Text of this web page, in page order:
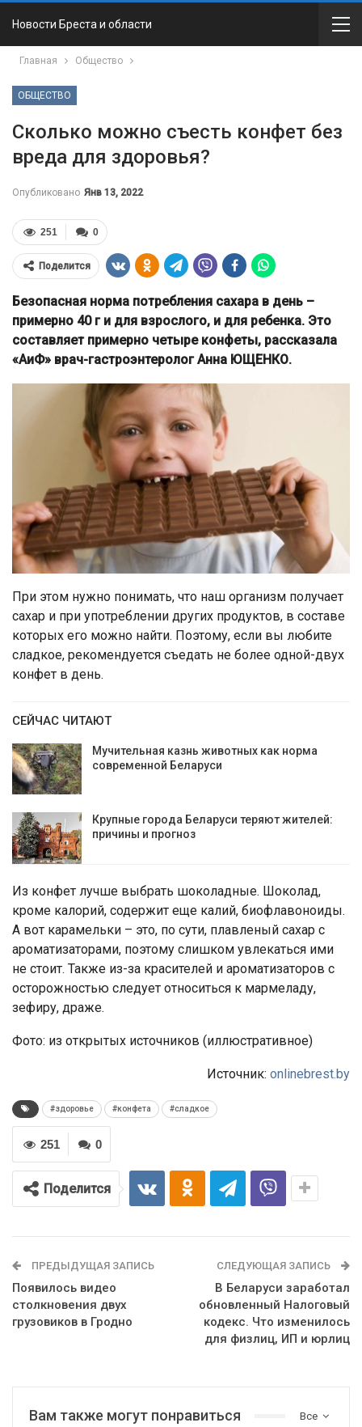
Новости Бреста и области
Главная Общество
ОБЩЕСТВО
Сколько можно съесть конфет без
вреда для здоровья?
Опубликовано Янв 13, 2022
0
251
Поделится
Безопасная норма потребления сахара в день –
примерно 40 г и для взрослого, и для ребенка. Это
составляет примерно четыре конфеты, рассказала
«АиФ» врач-гастроэнтеролог Анна ЮЩЕНКО.
При этом нужно понимать, что наш организм получает
сахар и при употреблении других продуктов, в составе
которых его можно найти. Поэтому, если вы любите
сладкое, рекомендуется съедать не более одной-двух
конфет в день.
СЕЙЧАС ЧИТАЮТ
Мучительная казнь животных как норма
современной Беларуси
Крупные города Беларуси теряют жителей:
причины и прогноз
Из конфет лучше выбрать шоколадные. Шоколад,
кроме калорий, содержит еще калий, биофлавоноиды.
А вот карамельки – это, по сути, плавленый сахар с
ароматизаторами, поэтому слишком увлекаться ими
не стоит. Также из-за красителей и ароматизаторов с
осторожностью следует относиться к мармеладу,
зефиру, драже.
Фото: из открытых источников (иллюстративное)
Источник: onlinebrest.by
#здоровье #конфета #сладкое
0
251
Поделится
ПРЕДЫДУЩАЯ ЗАПИСЬ
Появилось видео
столкновения двух
грузовиков в Гродно
СЛЕДУЮЩАЯ ЗАПИСЬ
В Беларуси заработал
обновленный Налоговый
кодекс. Что изменилось
для физлиц, ИП и юрлиц
Все
Вам также могут понравиться